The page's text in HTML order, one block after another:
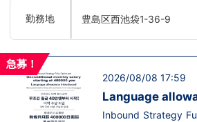
分なんです。まずは
なたの想いを聞かせ
私たちの想いを説明
と思います。ご応
職者になれない(´;ω;
ませんか？？当グル
く実力主義です。頑
のある方には必要な
入社後、最短で8ヶ
もいます。その先輩
ませんか！？勿論、
も活躍中。ハピネス
勤務地 豊島区西池袋1-36-9
急募！
2026/08/08 17:59
Language
introduced/推出
Inbound Strategy